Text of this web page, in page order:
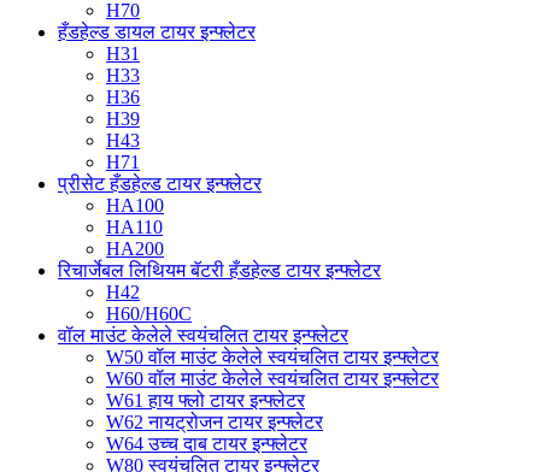
H70
हँडहेल्ड डायल टायर इन्फ्लेटर
H31
H33
H36
H39
H43
H71
प्रीसेट हँडहेल्ड टायर इन्फ्लेटर
HA100
HA110
HA200
रिचार्जेबल लिथियम बॅटरी हँडहेल्ड टायर इन्फ्लेटर
H42
H60/H60C
वॉल माउंट केलेले स्वयंचलित टायर इन्फ्लेटर
W50 वॉल माउंट केलेले स्वयंचलित टायर इन्फ्लेटर
W60 वॉल माउंट केलेले स्वयंचलित टायर इन्फ्लेटर
W61 हाय फ्लो टायर इन्फ्लेटर
W62 नायट्रोजन टायर इन्फ्लेटर
W64 उच्च दाब टायर इन्फ्लेटर
W80 स्वयंचलित टायर इन्फ्लेटर